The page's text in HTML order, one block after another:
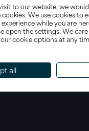
to our website, we
We use cookies to
while you are
open the settings. We
cookie options at any
all